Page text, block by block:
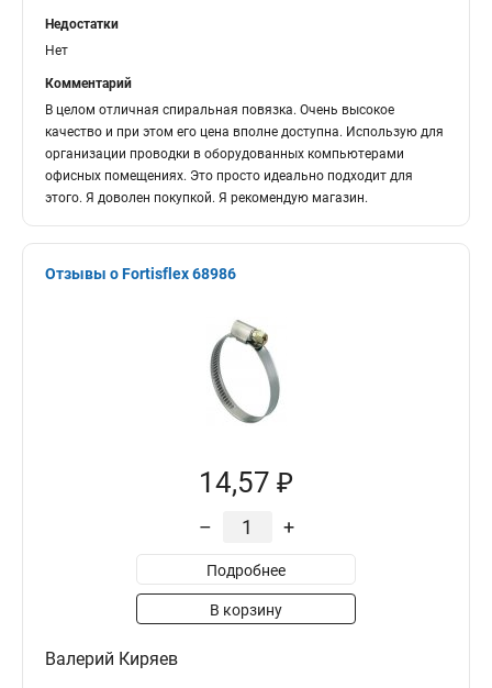
Недостатки
Нет
Комментарий
В целом отличная спиральная повязка. Очень высокое
качество и при этом его цена вполне доступна. Использую для
организации проводки в оборудованных компьютерами
офисных помещениях. Это просто идеально подходит для
этого. Я доволен покупкой. Я рекомендую магазин.
Отзывы о Fortisflex 68986
14,57 ₽
– +
Подробнее
В корзину
Валерий Киряев